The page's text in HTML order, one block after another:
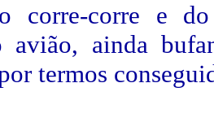
corre-corre e do
avião, ainda
termos